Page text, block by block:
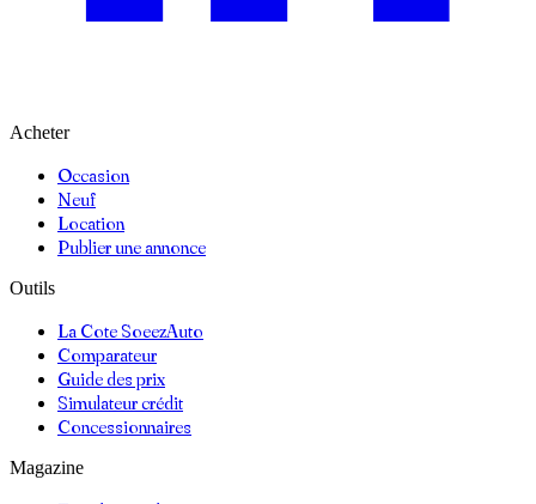
Acheter
Occasion
Neuf
Location
Publier une annonce
Outils
La Cote SoeezAuto
Comparateur
Guide des prix
Simulateur crédit
Concessionnaires
Magazine